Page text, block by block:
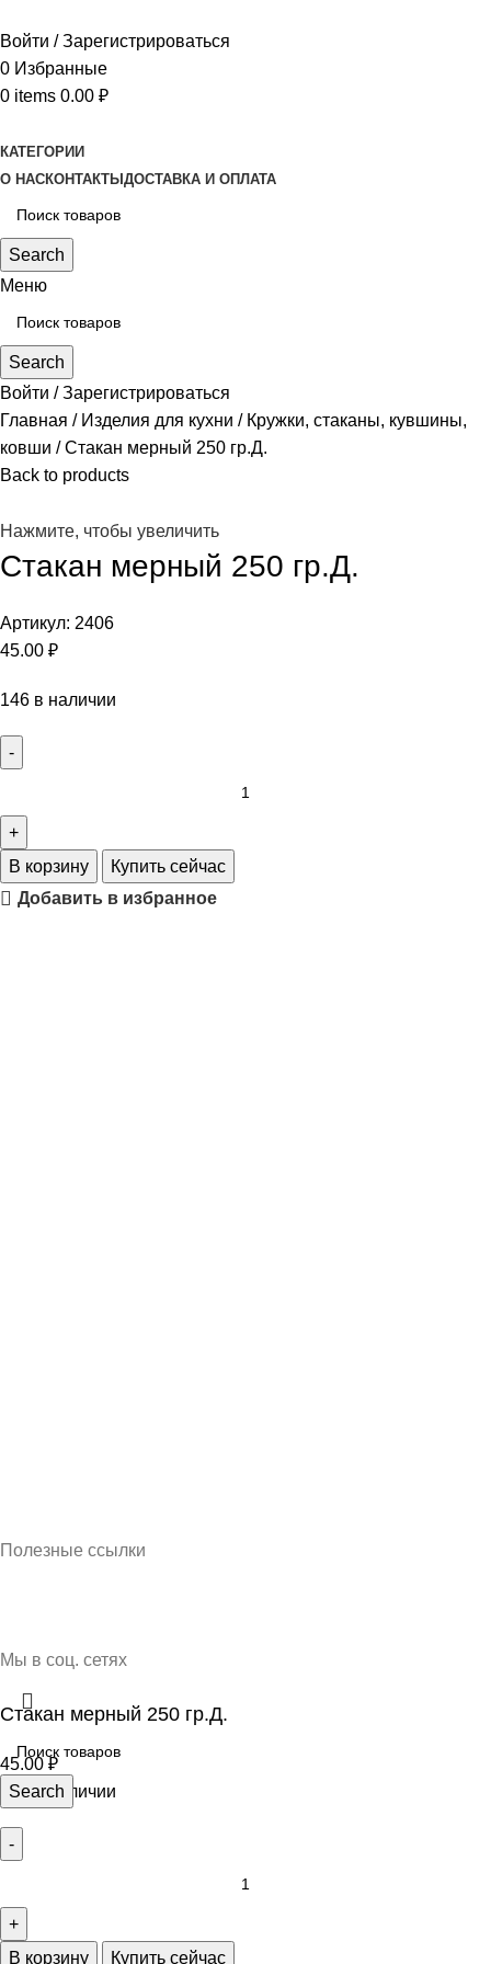
Войти / Зарегистрироваться
0 Избранные
0 items 0.00 ₽
КАТЕГОРИИ
О НАСКОНТАКТЫ ДОСТАВКА И ОПЛАТА
Search
Меню
Search
Войти / Зарегистрироваться
Главная
Изделия для кухни
Кружки, стаканы, кувшины,
ковши
Стакан мерный 250 гр.Д.
Back to products
Нажмите, чтобы увеличить
Стакан мерный 250 гр.Д.
Артикул: 2406
45.00 ₽
146 в наличии
В корзину
Купить сейчас
Добавить в избранное
Полезные ссылки
Мы в соц. сетях
Search
Стакан мерный 250 гр.Д.
45.00 ₽
146 в наличии
В корзину Купить сейчас